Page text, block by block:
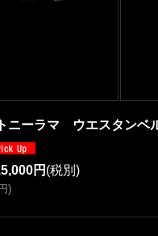
ニーラマ ウエスタンベ
円 (税別)
)